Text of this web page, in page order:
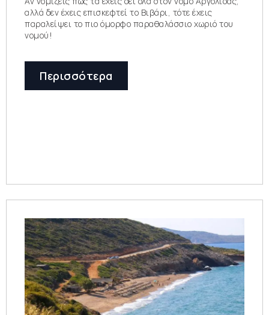
αλλά δεν έχεις επισκεφτεί το Βιβάρι, τότε έχεις
παραλείψει το πιο όμορφο παραθαλάσσιο χωριό του
νομού!
Περισσότερα